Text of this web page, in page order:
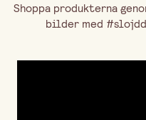
Shoppa produkterna
bilder med